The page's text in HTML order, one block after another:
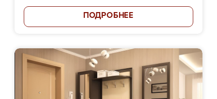
ПОДРОБНЕЕ